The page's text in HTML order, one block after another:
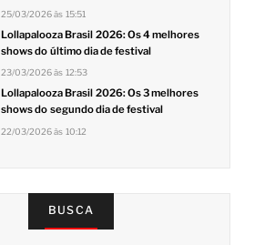
25/03/2026 às 15:51
Lollapalooza Brasil 2026: Os 4 melhores
shows do último dia de festival
23/03/2026 às 12:53
Lollapalooza Brasil 2026: Os 3 melhores
shows do segundo dia de festival
22/03/2026 às 10:12
BUSCA